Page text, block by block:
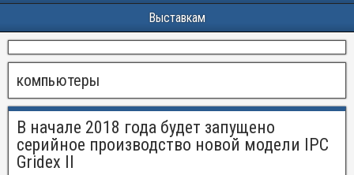
Выставкам
компьютеры
В начале 2018 года будет запущено
серийное производство новой модели IPC
Gridex II